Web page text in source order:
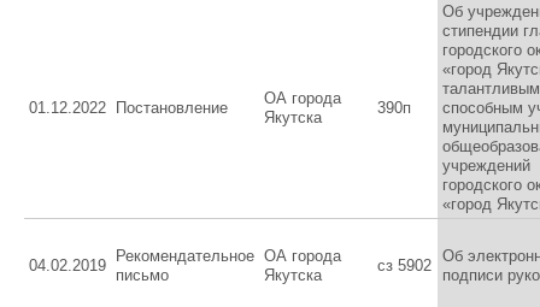
01.12.2022 Постановление
ОА города
Якутска
390п
Об
стипендии
городского
«город
способным
учреждений
городского
«город
04.02.2019
Рекомендательное
письмо
ОА города
Якутска
сз 5902
Об
подписи